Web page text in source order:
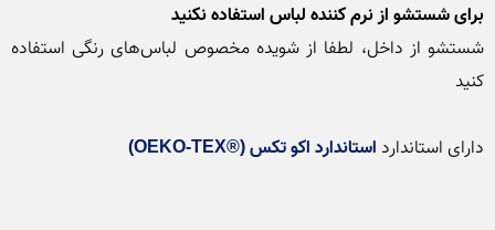
برای شستشو از نرم کننده لباس استفاده نکنید
دارای استاندارد استاندارد اکو تکس (®OEKO-TEX)